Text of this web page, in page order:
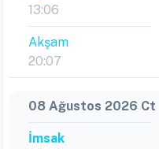
13:06
Akşam
20:07
08 Ağustos 2026 Ct
İmsak